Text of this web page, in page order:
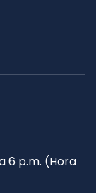
6 p.m. (Hora